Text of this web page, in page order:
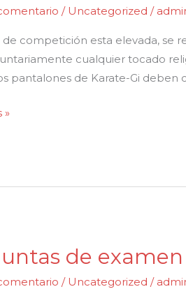
/ Uncategorized /
de competición esta elevada, se
cualquier tocado
pantalones de Karate-Gi deben
»
de
/ Uncategorized /